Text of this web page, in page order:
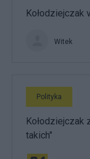
Kołodziejczak
Witek
Polityka
Kołodziejczak
takich"